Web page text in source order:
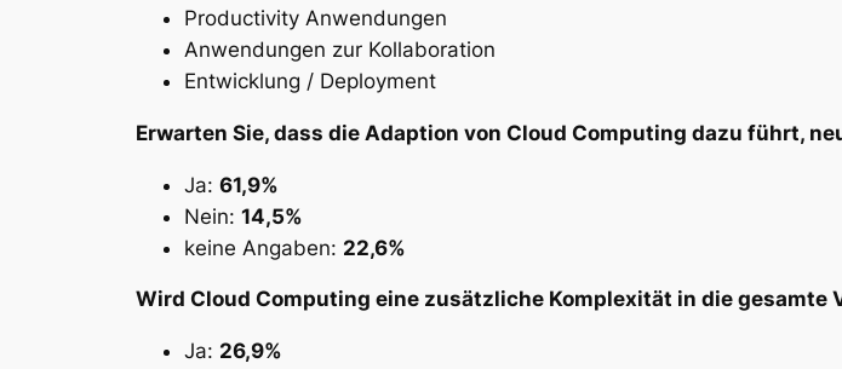
Productivity Anwendungen
Anwendungen zur Kollaboration
Entwicklung / Deployment
Erwarten Sie, dass die Adaption von Cloud Computing dazu führt,
Ja: 61,9%
Nein: 14,5%
keine Angaben: 22,6%
Wird Cloud Computing eine zusätzliche Komplexität in die gesamte
Ja: 26,9%